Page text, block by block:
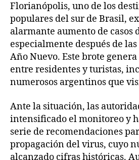
Florianópolis, uno de los
populares del sur de Brasil,
alarmante aumento de casos
especialmente después de
Año Nuevo. Este brote
entre residentes y turistas,
numerosos argentinos que
Ante la situación, las
intensificado el monitoreo y
serie de recomendaciones
propagación del virus, cuyo
alcanzado cifras históricas.